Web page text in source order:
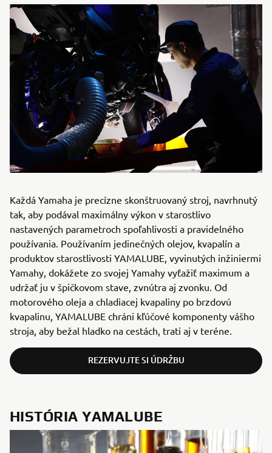
Každá Yamaha je precízne skonštruovaný stroj, navrhnutý
tak, aby podával maximálny výkon v starostlivo
nastavených parametroch spoľahlivosti a pravidelného
používania. Používaním jedinečných olejov, kvapalín a
produktov starostlivosti YAMALUBE, vyvinutých inžiniermi
Yamahy, dokážete zo svojej Yamahy vyťažiť maximum a
udržať ju v špičkovom stave, zvnútra aj zvonku. Od
motorového oleja a chladiacej kvapaliny po brzdovú
kvapalinu, YAMALUBE chráni kľúčové komponenty vášho
stroja, aby bežal hladko na cestách, trati aj v teréne.
REZERVUJTE SI ÚDRŽBU
HISTÓRIA YAMALUBE